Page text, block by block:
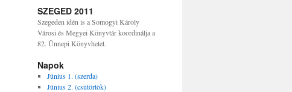
SZEGED 2011
Szegeden idén is a Somogyi Károly
Városi és Megyei Könyvtár koordinálja a
82. Ünnepi Könyvhetet.
Napok
Június 1. (szerda)
Június 2. (csütörtök)